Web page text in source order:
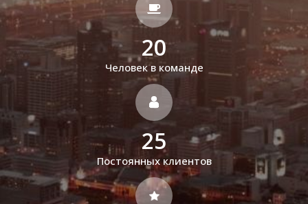
20
Человек в команде
25
Постоянных клиентов